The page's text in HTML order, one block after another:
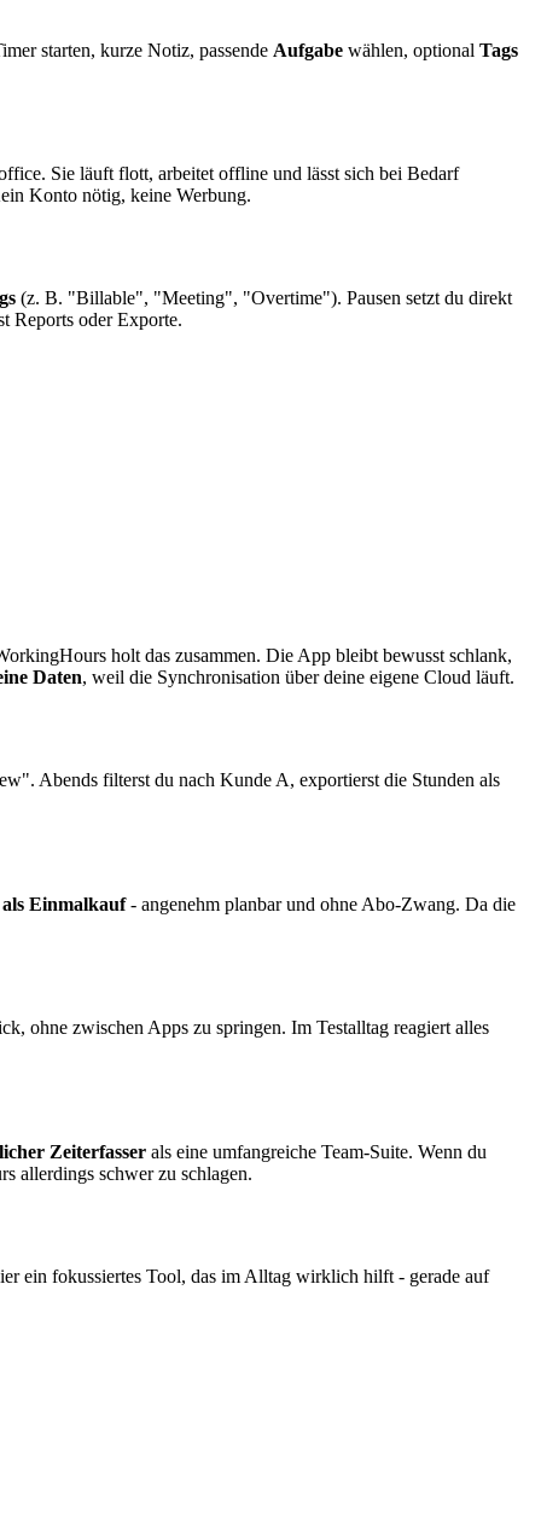
starten, kurze Notiz, passende Aufgabe wählen, optional Tags
Sie läuft flott, arbeitet offline und lässt sich bei Bedarf
Konto nötig, keine Werbung.
(z. B. "Billable", "Meeting", "Overtime"). Pausen setzt du direkt
Reports oder Exporte.
holt das zusammen. Die App bleibt bewusst schlank,
Daten, weil die Synchronisation über deine eigene Cloud läuft.
Abends filterst du nach Kunde A, exportierst die Stunden als
Einmalkauf- angenehm planbar und ohne Abo-Zwang. Da die
ohne zwischen Apps zu springen. Im Testalltag reagiert alles
Zeiterfasser als eine umfangreiche Team-Suite. Wenn du
allerdings schwer zu schlagen.
ein fokussiertes Tool, das im Alltag wirklich hilft - gerade auf